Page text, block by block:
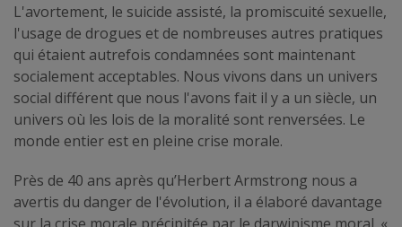
L'avortement, le suicide assisté, la promiscuité sexuelle,
l'usage de drogues et de nombreuses autres pratiques
qui étaient autrefois condamnées sont maintenant
socialement acceptables. Nous vivons dans un univers
social différent que nous l'avons fait il y a un siècle, un
univers où les lois de la moralité sont renversées. Le
monde entier est en pleine crise morale.
Près de 40 ans après qu’Herbert Armstrong nous a
avertis du danger de l'évolution, il a élaboré davantage